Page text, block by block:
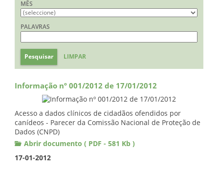
MÊS
PALAVRAS
Pesquisar LIMPAR
Informação nº 001/2012 de 17/01/2012
Acesso a dados clínicos de cidadãos ofendidos por
canídeos - Parecer da Comissão Nacional de Proteção de
Dados (CNPD)
Abrir documento ( PDF - 581 Kb )
17-01-2012